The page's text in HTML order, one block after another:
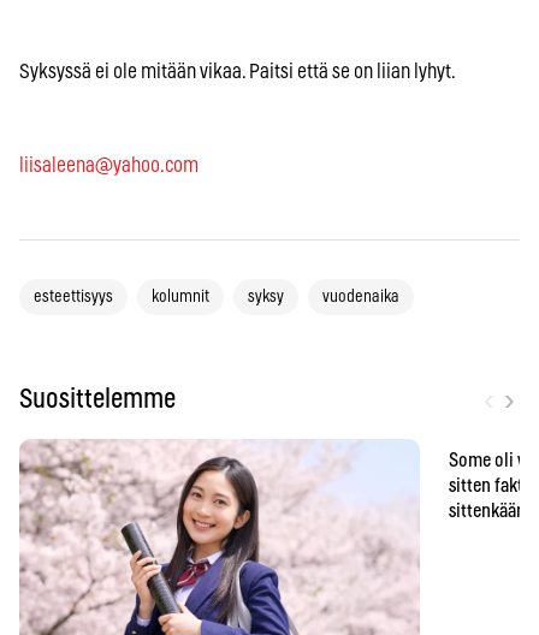
Syksyssä ei ole mitään vikaa. Paitsi että se on liian lyhyt.
liisaleena@yahoo.com
esteettisyys kolumnit syksy vuodenaika
Suosittelemme ›
Some oli
sitten
sittenkään